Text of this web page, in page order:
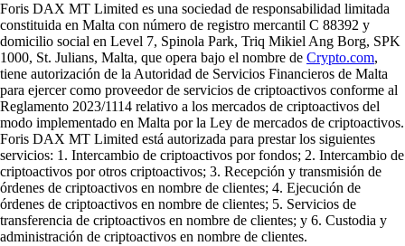
Foris DAX MT Limited es una sociedad de responsabilidad limitada
constituida en Malta con número de registro mercantil C 88392 y
domicilio social en Level 7, Spinola Park, Triq Mikiel Ang Borg, SPK
1000, St. Julians, Malta, que opera bajo el nombre de Crypto.com,
tiene autorización de la Autoridad de Servicios Financieros de Malta
para ejercer como proveedor de servicios de criptoactivos conforme al
Reglamento 2023/1114 relativo a los mercados de criptoactivos del
modo implementado en Malta por la Ley de mercados de criptoactivos.
Foris DAX MT Limited está autorizada para prestar los siguientes
servicios: 1. Intercambio de criptoactivos por fondos; 2. Intercambio de
criptoactivos por otros criptoactivos; 3. Recepción y transmisión de
órdenes de criptoactivos en nombre de clientes; 4. Ejecución de
órdenes de criptoactivos en nombre de clientes; 5. Servicios de
transferencia de criptoactivos en nombre de clientes; y 6. Custodia y
administración de criptoactivos en nombre de clientes.